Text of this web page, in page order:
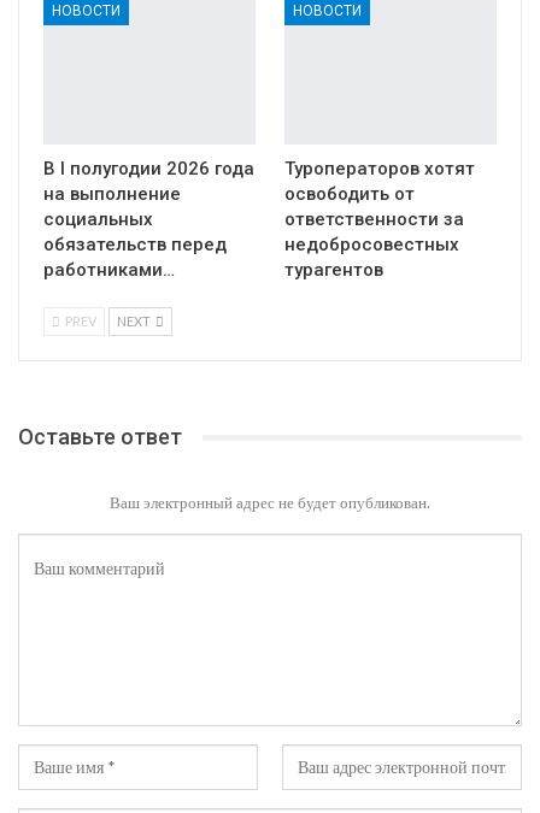
НОВОСТИ
В I полугодии 2026 года
на выполнение
социальных
обязательств перед
работниками…
НОВОСТИ
Туроператоров хотят
освободить от
ответственности за
недобросовестных
турагентов
PREV NEXT
Оставьте ответ
Ваш электронный адрес не будет опубликован.